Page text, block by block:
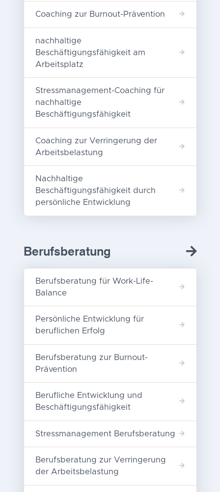
Coaching zur Burnout-Prävention
nachhaltige
Beschäftigungsfähigkeit am
Arbeitsplatz
Stressmanagement-Coaching für
nachhaltige
Beschäftigungsfähigkeit
Coaching zur Verringerung der
Arbeitsbelastung
Nachhaltige
Beschäftigungsfähigkeit durch
persönliche Entwicklung
Berufsberatung
Berufsberatung für Work-Life-
Balance
Persönliche Entwicklung für
beruflichen Erfolg
Berufsberatung zur Burnout-
Prävention
Berufliche Entwicklung und
Beschäftigungsfähigkeit
Stressmanagement Berufsberatung
Berufsberatung zur Verringerung
der Arbeitsbelastung